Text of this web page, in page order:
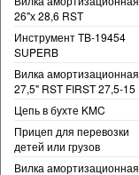
26"х 28,6 RST
Инструмент TB-19454
SUPERB
Вилка амортизационная
27,5" RST FIRST 27,5-15
Цепь в бухте KMC
Прицеп для перевозки
детей или грузов
Вилка амортизационная